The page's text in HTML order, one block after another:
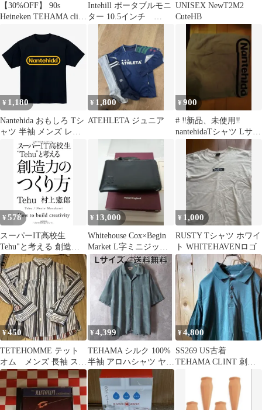
【30%OFF】 90s
Heineken TEHAMA clint
Intehill ポータブルモニ
ター 10.5インチ
T10PA 新品未開封
UNISEX NewT2M2
CuteHB
¥ 1,180
Nantehida おもしろ Tシ
ャツ 半袖 メンズ レデ
ィース ユニセックス プ
レゼント 【 155black 】
¥ 1,800
ATEHLETA ジュニア
¥900
# ‼️新品、未使用‼️
nantehidaTシャツ Lサイ
ズアツシ様専用ご出品
¥578
スーパーIT高校生
Tehu"と考える 創造力
のつくり方"
¥ 13,000
Whitehouse Cox×Begin
Market L字ミニジップ
ウォレット
¥ 1,000
RUSTY Tシャツ ホワイ
ト WHITEHAVENロゴ
¥450
TETEHOMME テット
オム メンズ 長袖 スト
ライプシャツ M
¥4,399
TEHAMA シルク 100%
半袖 アロハシャツ ヤシ
の木 総柄 青 ブルー
¥4,800
SS269 US古着
TEHAMA CLINT 刺繍